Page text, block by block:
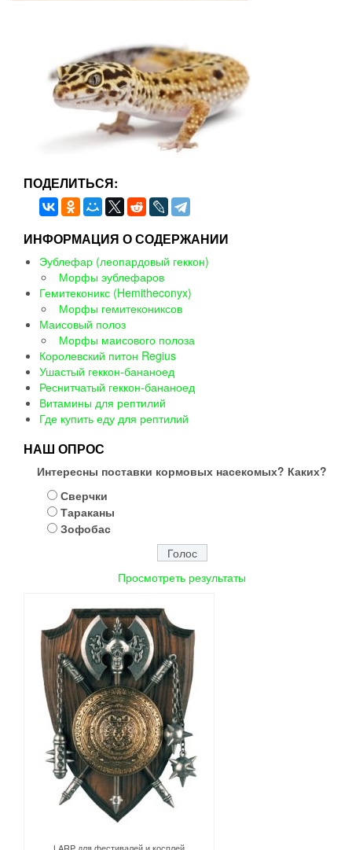
ПОДЕЛИТЬСЯ:
ИНФОРМАЦИЯ О СОДЕРЖАНИИ
Эублефар (леопардовый геккон)
Морфы эублефаров
Гемитеконикс (Hemitheconyx)
Морфы гемитекониксов
Маисовый полоз
Морфы маисового полоза
Королевский питон Regius
Ушастый геккон-бананоед
Реснитчатый геккон-бананоед
Витамины для рептилий
Где купить еду для рептилий
НАШ ОПРОС
Интересны поставки кормовых насекомых? Каких?
Сверчки
Тараканы
Зофобас
Просмотреть результаты